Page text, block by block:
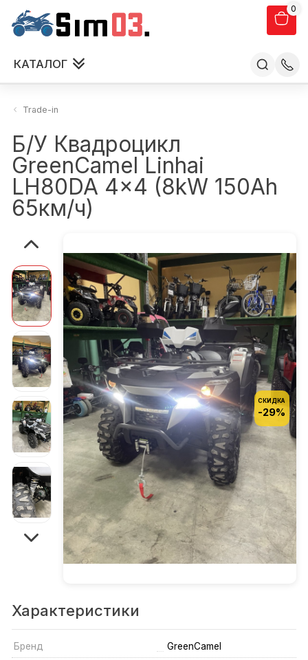
0
КАТАЛОГ
Trade-in
Б/У Квадроцикл
GreenCamel Linhai
LH80DA 4x4 (8kW 150Ah
65км/ч)
СКИДКА
-29%
Характеристики
Бренд
GreenCamel